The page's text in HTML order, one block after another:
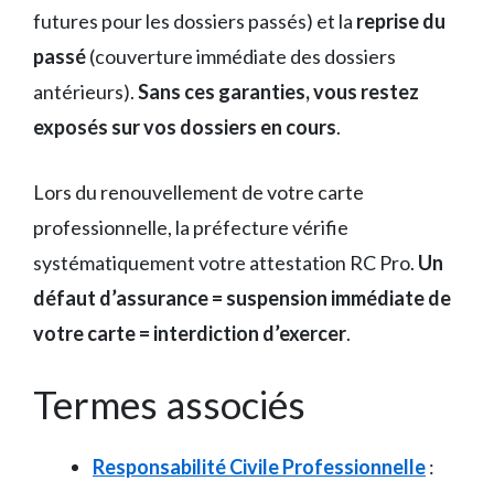
futures pour les dossiers passés) et la reprise du
passé(couverture immédiate des dossiers
antérieurs).Sans ces garanties, vous restez
exposés sur vos dossiers en cours.
Lors du renouvellement de votre carte
professionnelle, la préfecture vérifie
systématiquement votre attestation RC Pro. Un
défaut d’assurance = suspension immédiate de
votre carte = interdiction d’exercer.
Termes associés
Responsabilité Civile Professionnelle: